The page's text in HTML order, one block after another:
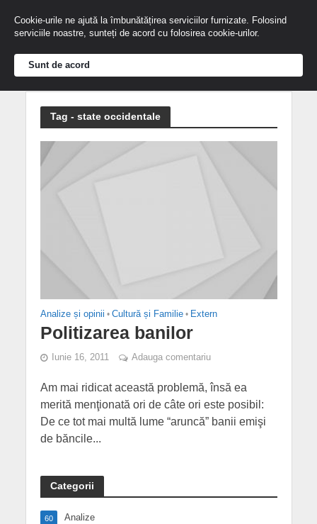
Tag - state occidentale
Analize și opinii • Cultură și Familie • Extern
Politizarea banilor
Iunie 16, 2011 Adauga comentariu
Am mai ridicat această problemă, însă ea
merită menţionată ori de câte ori este posibil:
De ce tot mai multă lume “aruncă” banii emişi
de băncile...
Categorii
Analize
60
Cookie-urile ne ajută la îmbunătățirea serviciilor furnizate. Folosind
serviciile noastre, sunteți de acord cu folosirea cookie-urilor.
Sunt de acord